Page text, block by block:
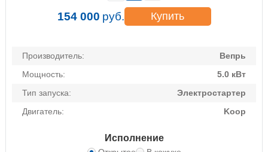
Производитель:
Вепрь
Мощность:
5.0 кВт
Тип запуска:
Электростартер
Двигатель:
Koop
Исполнение
154 000 руб. Купить